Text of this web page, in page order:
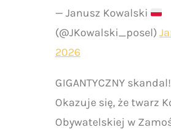
— Janusz Kowalski
(@JKowalski_posel)
2026
GIGANTYCZNY skandal!
Okazuje się, że twarz
Obywatelskiej w